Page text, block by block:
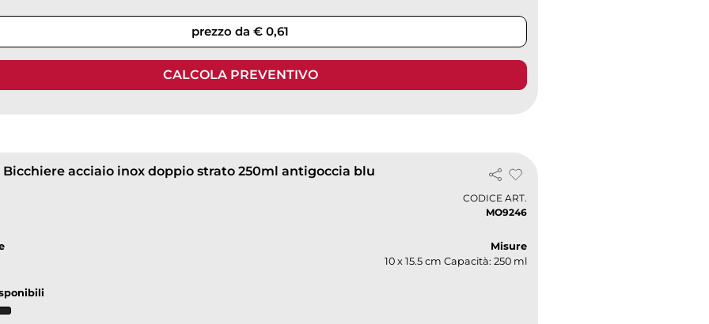
prezzo da € 0,61
CALCOLA PREVENTIVO
Bicchiere acciaio inox doppio strato 250ml antigoccia blu
CODICE ART.
MO9246
Misure
10 x 15.5 cm Capacità: 250 ml